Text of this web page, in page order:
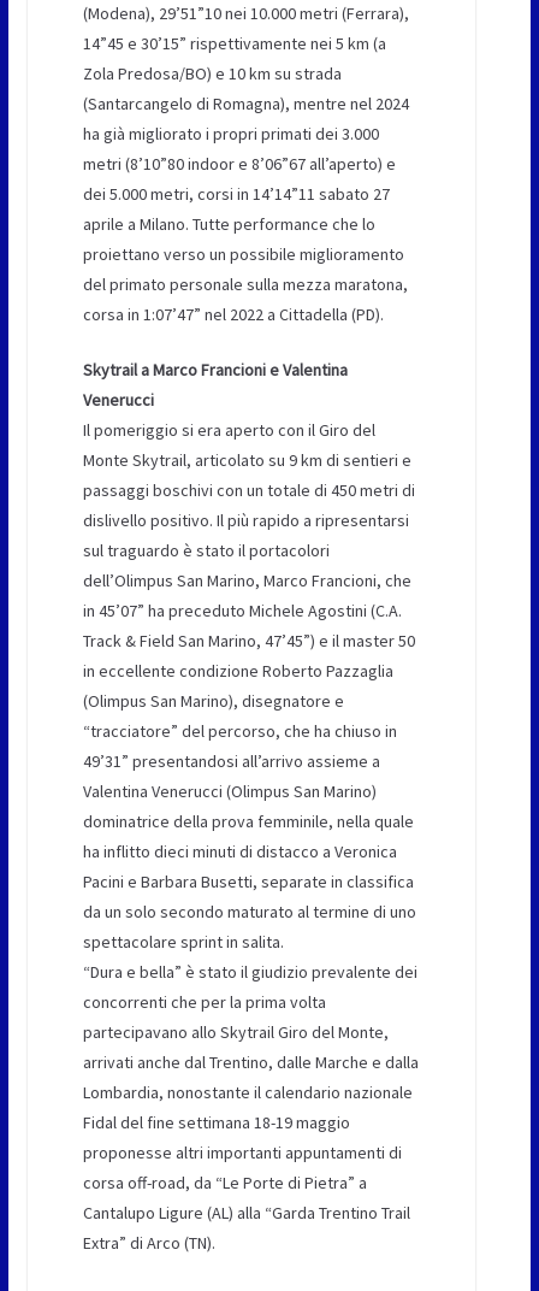
(Modena), 29’51”10 nei 10.000 metri (Ferrara),
14”45 e 30’15” rispettivamente nei 5 km (a
Zola Predosa/BO) e 10 km su strada
(Santarcangelo di Romagna), mentre nel 2024
ha già migliorato i propri primati dei 3.000
metri (8’10”80 indoor e 8’06”67 all’aperto) e
dei 5.000 metri, corsi in 14’14”11 sabato 27
aprile a Milano. Tutte performance che lo
proiettano verso un possibile miglioramento
del primato personale sulla mezza maratona,
corsa in 1:07’47” nel 2022 a Cittadella (PD).
Skytrail a Marco Francioni e Valentina
Venerucci
Il pomeriggio si era aperto con il Giro del
Monte Skytrail, articolato su 9 km di sentieri e
passaggi boschivi con un totale di 450 metri di
dislivello positivo. Il più rapido a ripresentarsi
sul traguardo è stato il portacolori
dell’Olimpus San Marino, Marco Francioni, che
in 45’07” ha preceduto Michele Agostini (C.A.
Track & Field San Marino, 47’45”) e il master 50
in eccellente condizione Roberto Pazzaglia
(Olimpus San Marino), disegnatore e
“tracciatore” del percorso, che ha chiuso in
49’31” presentandosi all’arrivo assieme a
Valentina Venerucci (Olimpus San Marino)
dominatrice della prova femminile, nella quale
ha inflitto dieci minuti di distacco a Veronica
Pacini e Barbara Busetti, separate in classifica
da un solo secondo maturato al termine di uno
spettacolare sprint in salita.
“Dura e bella” è stato il giudizio prevalente dei
concorrenti che per la prima volta
partecipavano allo Skytrail Giro del Monte,
arrivati anche dal Trentino, dalle Marche e dalla
Lombardia, nonostante il calendario nazionale
Fidal del fine settimana 18-19 maggio
proponesse altri importanti appuntamenti di
corsa off-road, da “Le Porte di Pietra” a
Cantalupo Ligure (AL) alla “Garda Trentino Trail
Extra” di Arco (TN).